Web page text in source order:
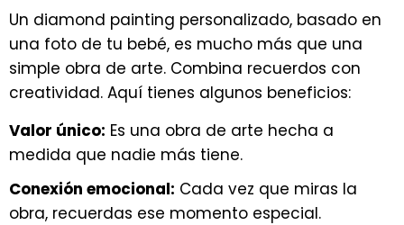
Un diamond painting personalizado, basado en
una foto de tu bebé, es mucho más que una
simple obra de arte. Combina recuerdos con
creatividad. Aquí tienes algunos beneficios:
Valor único: Es una obra de arte hecha a
medida que nadie más tiene.
Conexión emocional: Cada vez que miras la
obra, recuerdas ese momento especial.